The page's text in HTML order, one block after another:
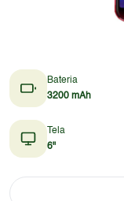
Bateria
3200 mAh
Tela
6"